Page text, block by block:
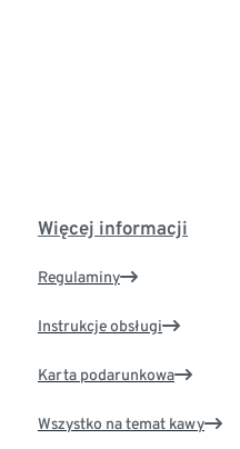
Więcej informacji
Regulaminy
Instrukcje obsługi
Karta podarunkowa
Wszystko na temat kawy